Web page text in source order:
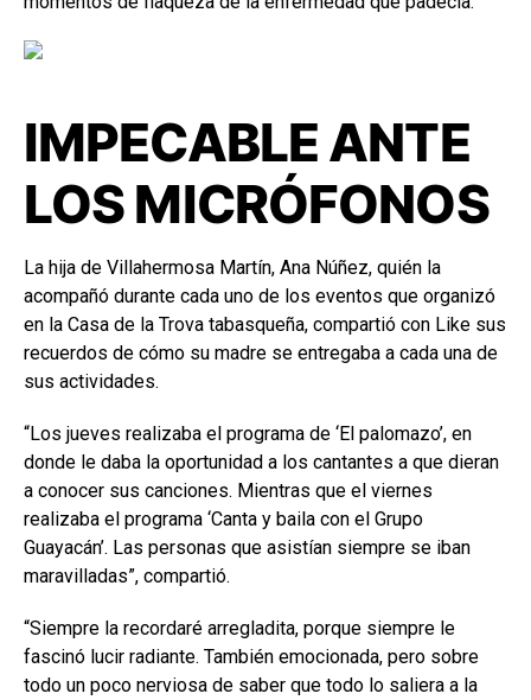
IMPECABLE ANTE
LOS MICRÓFONOS
La hija de Villahermosa Martín, Ana Núñez, quién la
acompañó durante cada uno de los eventos que organizó
en la Casa de la Trova tabasqueña, compartió con Like sus
recuerdos de cómo su madre se entregaba a cada una de
sus actividades.
“Los jueves realizaba el programa de ‘El palomazo’, en
donde le daba la oportunidad a los cantantes a que dieran
a conocer sus canciones. Mientras que el viernes
realizaba el programa ‘Canta y baila con el Grupo
Guayacán’. Las personas que asistían siempre se iban
maravilladas”, compartió.
“Siempre la recordaré arregladita, porque siempre le
fascinó lucir radiante. También emocionada, pero sobre
todo un poco nerviosa de saber que todo lo saliera a la